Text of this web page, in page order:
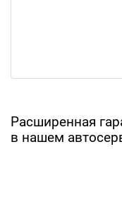
Расширенная
в нашем